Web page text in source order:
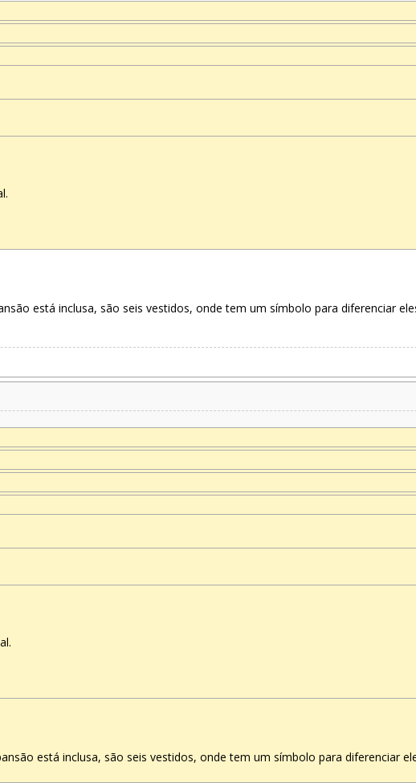
está inclusa, são seis vestidos, onde tem um símbolo para diferenciar
está inclusa, são seis vestidos, onde tem um símbolo para diferenciar